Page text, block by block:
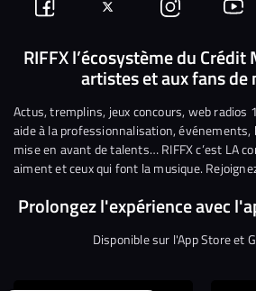
Suivez-
nous
Facebook
Suivez-
nous
sur
Twitter
Nous
rejoindre
sur
RIFFX l’écosystème du
artistes et aux fans de
Actus, tremplins, jeux concours, web radios
aide à la professionnalisation, événements,
mise en avant de talents… RIFFX c’est LA
aiment et ceux qui font la musique.
Prolongez l'expérience avec
Disponible sur l'App Store et